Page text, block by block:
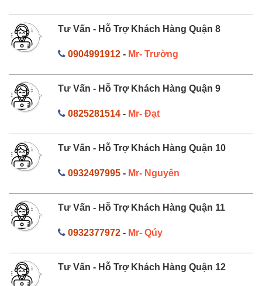
Tư Vấn - Hỗ Trợ Khách Hàng Quận 8
0904991912- Mr- Trường
Tư Vấn - Hỗ Trợ Khách Hàng Quận 9
0825281514- Mr- Đạt
Tư Vấn - Hỗ Trợ Khách Hàng Quận 10
0932497995- Mr- Nguyên
Tư Vấn - Hỗ Trợ Khách Hàng Quận 11
0932377972- Mr- Qúy
Tư Vấn - Hỗ Trợ Khách Hàng Quận 12